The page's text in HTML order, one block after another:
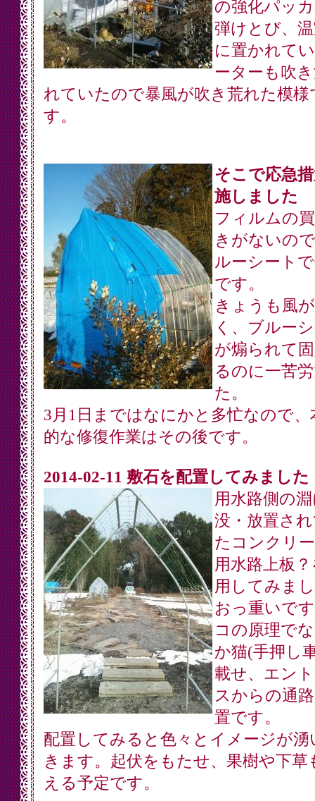
の強化パッ
弾けとび、
に置かれて
ーターも吹
れていたので暴風が吹き荒れた模様
す。
そこで応急
施しました
フィルムの
きがないの
ルーシート
です。
きょうも風
く、ブルー
が煽られて
るのに一苦
た。
3月1日まではなにかと多忙なので、
的な修復作業はその後です。
2014-02-11 敷石を配置してみました
用水路側の
没・放置さ
たコンクリ
用水路上板
用してみま
おっ重いで
コの原理で
か猫(手押し
載せ、エン
スからの通
置です。
配置してみると色々とイメージが湧
きます。起伏をもたせ、果樹や下草
える予定です。